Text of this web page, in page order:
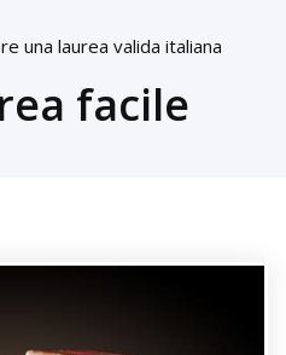
una laurea valida italiana
facile